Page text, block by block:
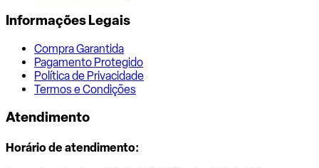
Informações Legais
Compra Garantida
Pagamento Protegido
Política de Privacidade
Termos e Condições
Atendimento
Horário de atendimento: